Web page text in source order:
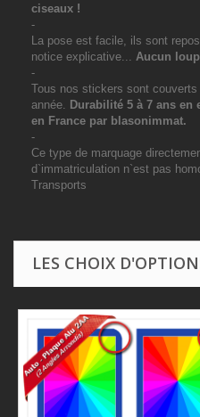
ciseaux !
-
La pose est facile, ils sont
notice explicative... Aucun
-
Tous nos stickers sont
année. Durabilité 5 à 7 ans en
en France par blasonimmat.
-
Ce type de marquage
d`immatriculation n`est pas
Transports
LES CHOIX